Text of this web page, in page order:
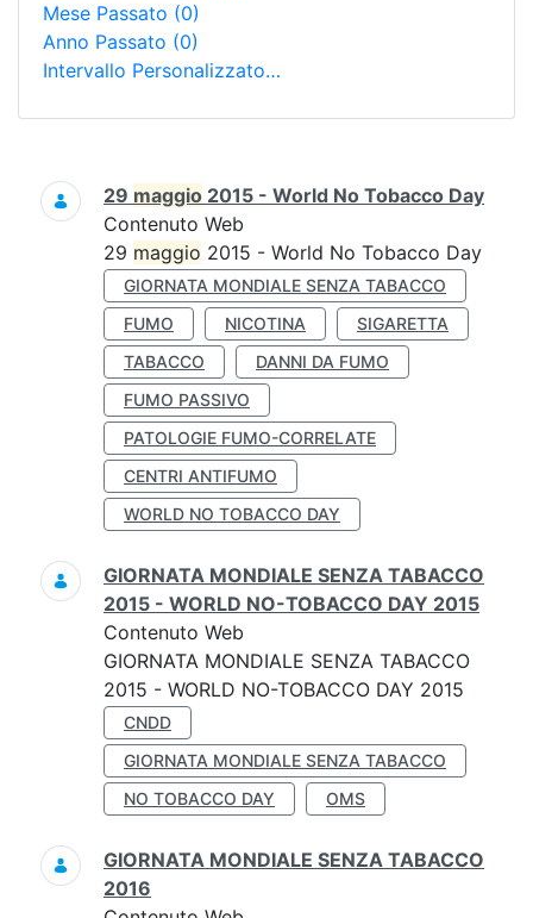
Mese Passato (0)
Anno Passato (0)
Intervallo Personalizzato…
Ricerca
29 maggio 2015 - World No Tobacco Day
Contenuto Web
29 maggio 2015 - World No Tobacco Day
GIORNATA MONDIALE SENZA TABACCO
FUMO
NICOTINA
SIGARETTA
TABACCO
DANNI DA FUMO
FUMO PASSIVO
PATOLOGIE FUMO-CORRELATE
CENTRI ANTIFUMO
WORLD NO TOBACCO DAY
GIORNATA MONDIALE SENZA TABACCO
2015 - WORLD NO-TOBACCO DAY 2015
Contenuto Web
GIORNATA MONDIALE SENZA TABACCO
2015 - WORLD NO-TOBACCO DAY 2015
CNDD
GIORNATA MONDIALE SENZA TABACCO
NO TOBACCO DAY
OMS
GIORNATA MONDIALE SENZA TABACCO
2016